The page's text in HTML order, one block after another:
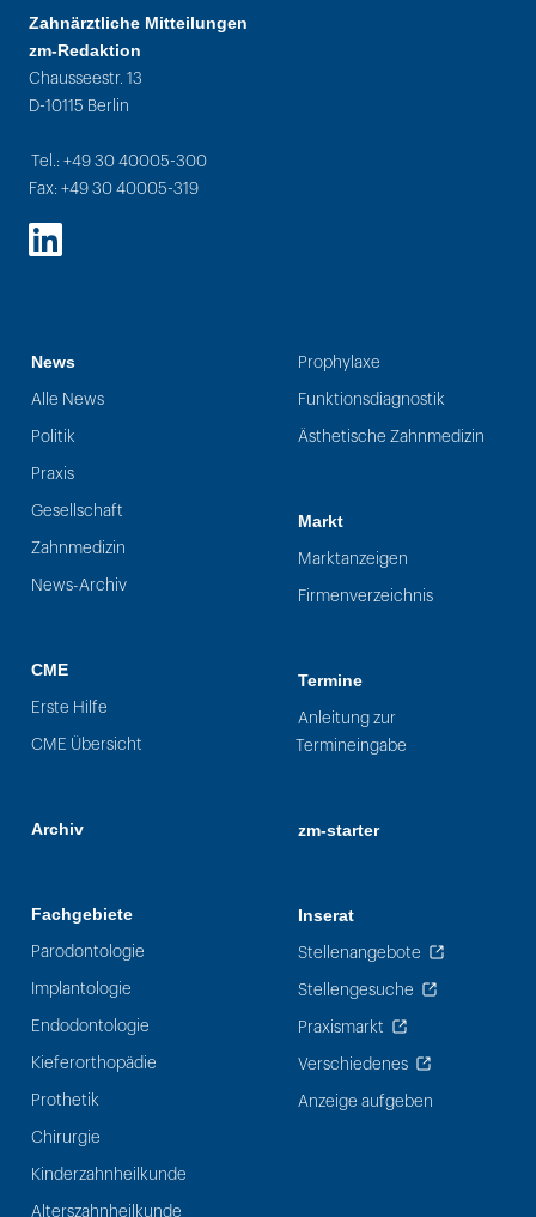
Zahnärztliche Mitteilungen
zm-Redaktion
Chausseestr. 13
D-10115 Berlin
Tel.: +49 30 40005-300
Fax: +49 30 40005-319
LinkedIn
News
Alle News
Politik
Praxis
Gesellschaft
Zahnmedizin
News-Archiv
CME
Erste Hilfe
CME Übersicht
Archiv
Fachgebiete
Parodontologie
Implantologie
Endodontologie
Kieferorthopädie
Prothetik
Chirurgie
Kinderzahnheilkunde
Alterszahnheilkunde
Prophylaxe
Funktionsdiagnostik
Ästhetische Zahnmedizin
Markt
Marktanzeigen
Firmenverzeichnis
Termine
Anleitung zur
Termineingabe
zm-starter
Inserat
Stellenangebote
Stellengesuche
Praxismarkt
Verschiedenes
Anzeige aufgeben